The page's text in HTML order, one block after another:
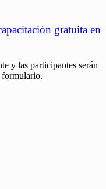
gratuita en
y las participantes serán
formulario.